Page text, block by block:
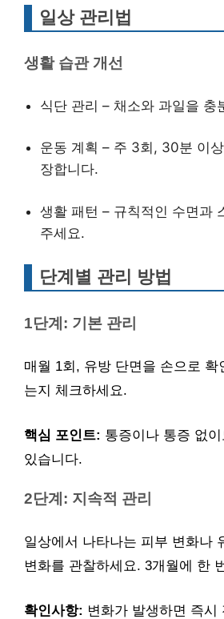
일상 관리법
생활 습관 개선
식단 관리 – 채소와 과일을 충
운동 계획 – 주 3회, 30분 이
장합니다.
생활 패턴 – 규칙적인 수면과
주세요.
단계별 관리 방법
1단계: 기본 관리
매월 1회, 유방 단면을 손으로 확
는지 체크하세요.
핵심 포인트: 통증이나 통증 없
있습니다.
2단계: 지속적 관리
일상에서 나타나는 피부 변화나
변화를 관찰하세요. 3개월에 한
확인사항: 변화가 발생하면 즉시